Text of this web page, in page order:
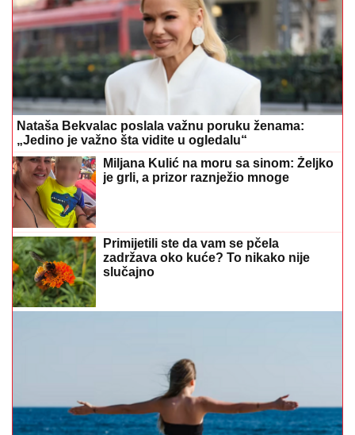
Nataša Bekvalac poslala važnu poruku ženama:
„Jedino je važno šta vidite u ogledalu“
Miljana Kulić na moru sa sinom: Željko
je grli, a prizor raznježio mnoge
slučajno